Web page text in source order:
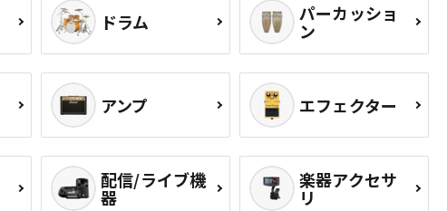
ドラム パーカッショ
ン
アンプ エフェクター
配信/ライブ機
器
楽器アクセサ
リ